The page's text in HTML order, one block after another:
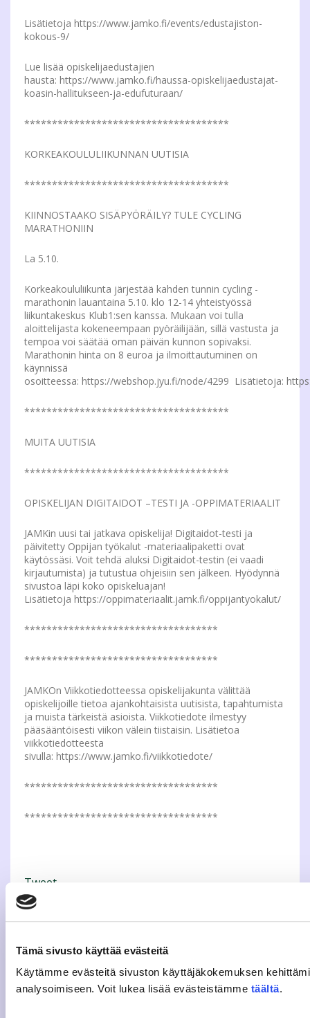
Tämä sivusto käyttää evästeitä
Käytämme evästeitä sivuston käyttäjäkokemuksen
analysoimiseen. Voit lukea lisää evästeistämme täältä.
Lisätietoja https://www.jamko.fi/events/edustajiston-
kokous-9/
Lue lisää opiskelijaedustajien
hausta: https://www.jamko.fi/haussa-opiskelijaedustajat-
koasin-hallitukseen-ja-edufuturaan/
*************************************
KORKEAKOULULIIKUNNAN UUTISIA
*************************************
KIINNOSTAAKO SISÄPYÖRÄILY? TULE CYCLING
MARATHONIIN
La 5.10.
Korkeakoululiikunta järjestää kahden tunnin cycling -
marathonin lauantaina 5.10. klo 12-14 yhteistyössä
liikuntakeskus Klub1:sen kanssa. Mukaan voi tulla
aloittelijasta kokeneempaan pyöräilijään, sillä vastusta ja
tempoa voi säätää oman päivän kunnon sopivaksi.
Marathonin hinta on 8 euroa ja ilmoittautuminen on
käynnissä
osoitteessa: https://webshop.jyu.fi/node/4299 Lisätietoja:
*************************************
MUITA UUTISIA
*************************************
OPISKELIJAN DIGITAIDOT –TESTI JA -OPPIMATERIAALIT
JAMKin uusi tai jatkava opiskelija! Digitaidot-testi ja
päivitetty Oppijan työkalut -materiaalipaketti ovat
käytössäsi. Voit tehdä aluksi Digitaidot-testin (ei vaadi
kirjautumista) ja tutustua ohjeisiin sen jälkeen. Hyödynnä
sivustoa läpi koko opiskeluajan!
Lisätietoja https://oppimateriaalit.jamk.fi/oppijantyokalut/
***********************************
***********************************
JAMKOn Viikkotiedotteessa opiskelijakunta välittää
opiskelijoille tietoa ajankohtaisista uutisista, tapahtumista
ja muista tärkeistä asioista. Viikkotiedote ilmestyy
pääsääntöisesti viikon välein tiistaisin. Lisätietoa
viikkotiedotteesta
sivulla: https://www.jamko.fi/viikkotiedote/
***********************************
***********************************
Tweet
EDELLINEN ARTIKKELI
HAUSSA
OPISKELIJAEDUSTAJAT
KOASIN HALLITUKSEEN JA